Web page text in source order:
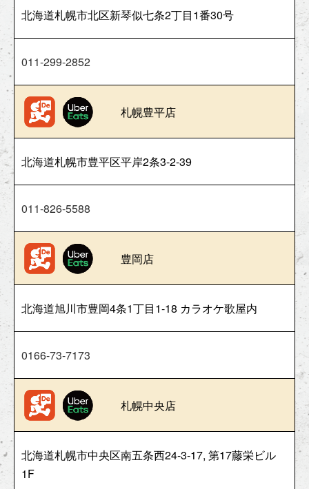
北海道札幌市北区新琴似七条2丁目1番30号
011-299-2852
札幌豊平店
北海道札幌市豊平区平岸2条3-2-39
011-826-5588
豊岡店
北海道旭川市豊岡4条1丁目1-18 カラオケ歌屋内
0166-73-7173
札幌中央店
北海道札幌市中央区南五条西24-3-17, 第17藤栄ビル
1F